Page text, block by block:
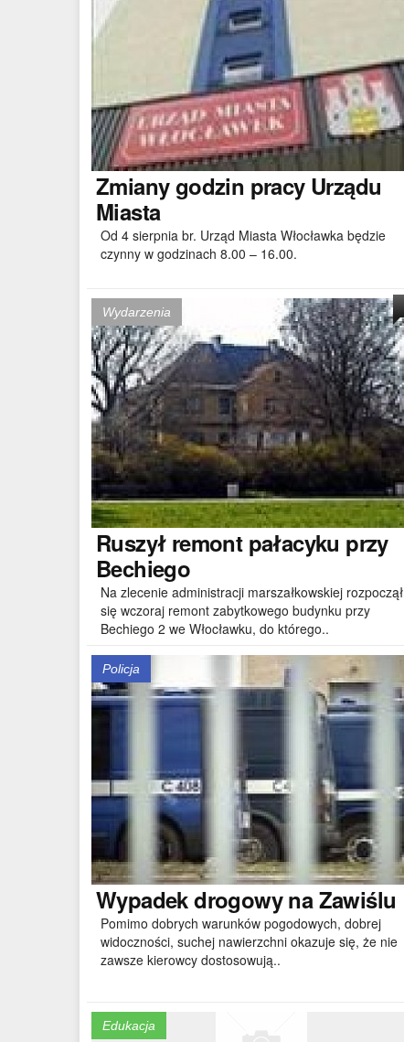
Zmianygodzin pracy Urządu
Miasta
Od 4 sierpnia br. Urząd Miasta Włocławka będzie
czynny w godzinach 8.00 – 16.00.
Wydarzenia
Ruszyłremont pałacyku przy
Bechiego
Na zlecenie administracji marszałkowskiej rozpoczął
się wczoraj remont zabytkowego budynku przy
Bechiego 2 we Włocławku, do którego..
Policja
Wypadekdrogowy na Zawiślu
Pomimo dobrych warunków pogodowych, dobrej
widoczności, suchej nawierzchni okazuje się, że nie
zawsze kierowcy dostosowują..
Edukacja